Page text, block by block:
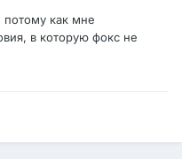
как мне
в которую фокс не